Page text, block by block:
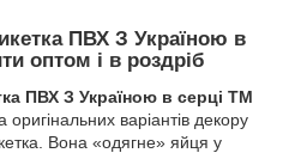
ПВХ З Україною в
оптом і в роздріб
ПВХ З Україною в серці ТМ
варіантів декору
Вона «одягне» яйця у